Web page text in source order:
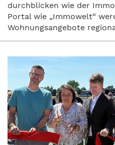
durchblicken wie der
Portal wie „Immowelt“
Wohnungsangebote